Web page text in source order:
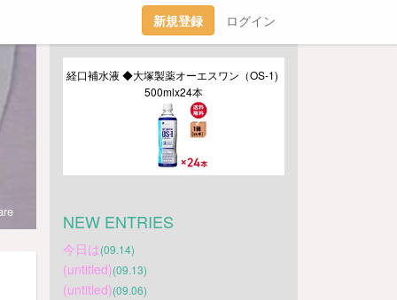
新規登録 ログイン
経口補水液 ◆大塚製薬オーエスワン（OS-1)
500mlx24本
NEW ENTRIES
今日は(09.14)
(untitled)(09.13)
(untitled)(09.06)